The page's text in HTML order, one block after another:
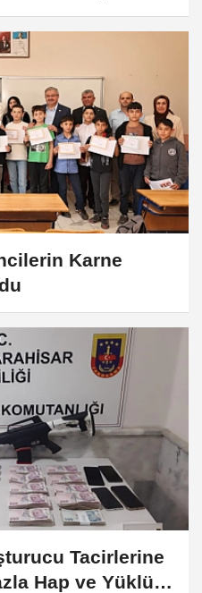
Karne
Tacirlerine
Hap ve Yüklü